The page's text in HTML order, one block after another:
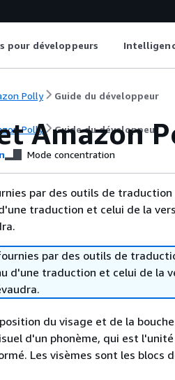
pour développeurs
Polly Guide du développeur
Polly Guide du développeur
Amazon
Mode concentration
par des outils de traduction
traduction et celui de la
par des outils de
d'une traduction et celui de la
du visage et de la
d'un phonème, qui est
Les visèmes sont les blocs